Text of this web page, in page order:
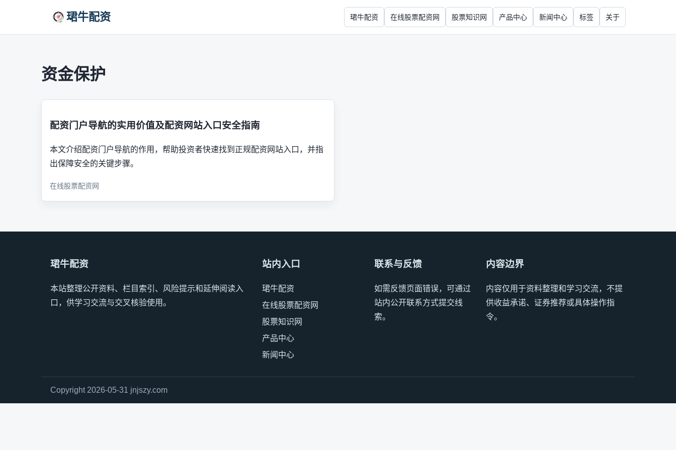
珺牛配资 珺牛配资 在线股票配资网 股票知识网 产品中心 新闻中心 标签 关于
资金保护
配资门户导航的实用价值及配资网站入口安全指南
本文介绍配资门户导航的作用，帮助投资者快速找到正规配资网站入口，并指
出保障安全的关键步骤。
在线股票配资网
珺牛配资
本站整理公开资料、栏目索引、风险提示和延伸阅读入
口，供学习交流与交叉核验使用。
站内入口
珺牛配资
在线股票配资网
股票知识网
产品中心
新闻中心
联系与反馈
如需反馈页面错误，可通过
站内公开联系方式提交线
索。
内容边界
内容仅用于资料整理和学习交流，不提
供收益承诺、证券推荐或具体操作指
令。
Copyright 2026-05-31 jnjszy.com